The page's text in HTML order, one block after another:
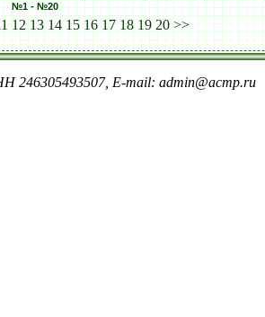
№1 - №20
12 13 14 15 16 17 18 19 20 >>
246305493507, E-mail: admin@acmp.ru